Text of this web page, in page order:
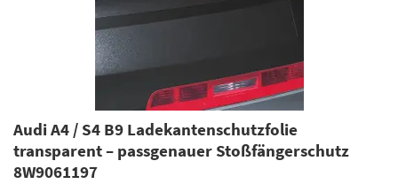
Audi A4 / S4 B9 Ladekantenschutzfolie
transparent – passgenauer Stoßfängerschutz
8W9061197